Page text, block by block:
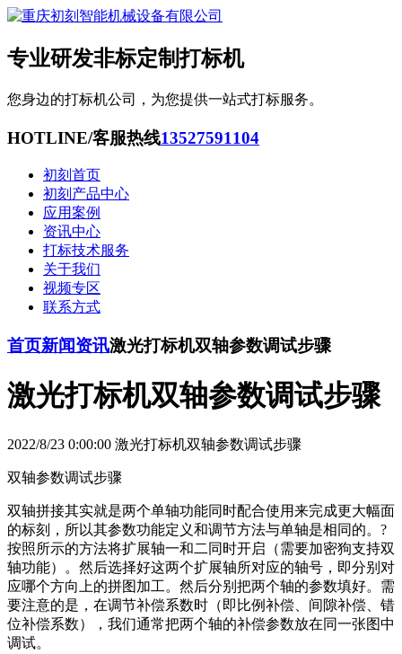
专业研发非标定制打标机
您身边的打标机公司，为您提供一站式打标服务。
HOTLINE/客服热线13527591104
初刻首页
初刻产品中心
应用案例
资讯中心
打标技术服务
关于我们
视频专区
联系方式
首页新闻资讯激光打标机双轴参数调试步骤
激光打标机双轴参数调试步骤
2022/8/23 0:00:00 激光打标机双轴参数调试步骤
双轴参数调试步骤
双轴拼接其实就是两个单轴功能同时配合使用来完成更大幅面
的标刻，所以其参数功能定义和调节方法与单轴是相同的。?
按照所示的方法将扩展轴一和二同时开启（需要加密狗支持双
轴功能）。然后选择好这两个扩展轴所对应的轴号，即分别对
应哪个方向上的拼图加工。然后分别把两个轴的参数填好。需
要注意的是，在调节补偿系数时（即比例补偿、间隙补偿、错
位补偿系数），我们通常把两个轴的补偿参数放在同一张图中
调试。